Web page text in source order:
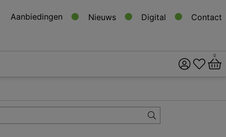
Aanbiedingen Nieuws Digital Contact
0